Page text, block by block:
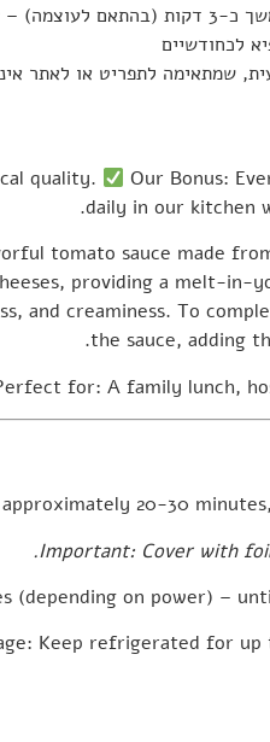
חמה לגמרי.
שמתאימה לתפריט או לאתר
quality. Our Bonus:
daily in our kitchen
tomato sauce made
providing a melt-
and creaminess. To
the sauce, adding
for: A family lunch,
20-30 minutes
Important: Cover with
(depending on power) –
Keep refrigerated for up